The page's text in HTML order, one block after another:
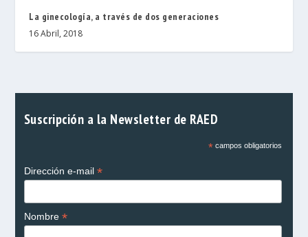
La ginecología, a través de dos generaciones
16 Abril, 2018
Suscripción a la Newsletter de RAED
*campos obligatorios
Dirección e-mail *
Nombre *